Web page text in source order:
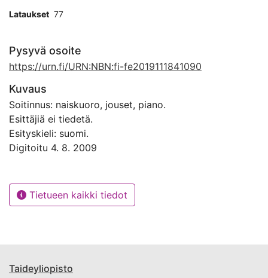
Lataukset 77
Pysyvä osoite
https://urn.fi/URN:NBN:fi-fe2019111841090
Kuvaus
Soitinnus: naiskuoro, jouset, piano.
Esittäjiä ei tiedetä.
Esityskieli: suomi.
Digitoitu 4. 8. 2009
Tietueen kaikki tiedot
Taideyliopisto